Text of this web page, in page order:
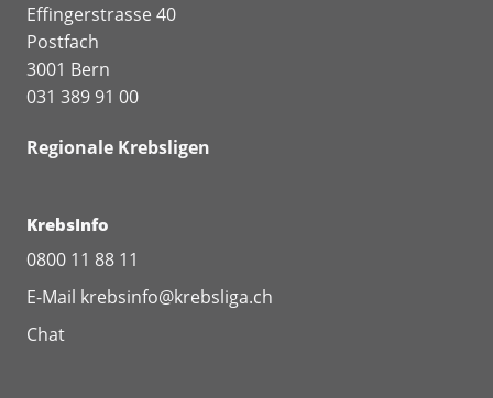
Effingerstrasse 40
Postfach
3001 Bern
031 389 91 00
Regionale Krebsligen
KrebsInfo
0800 11 88 11
E-Mail krebsinfo@krebsliga.ch
Chat